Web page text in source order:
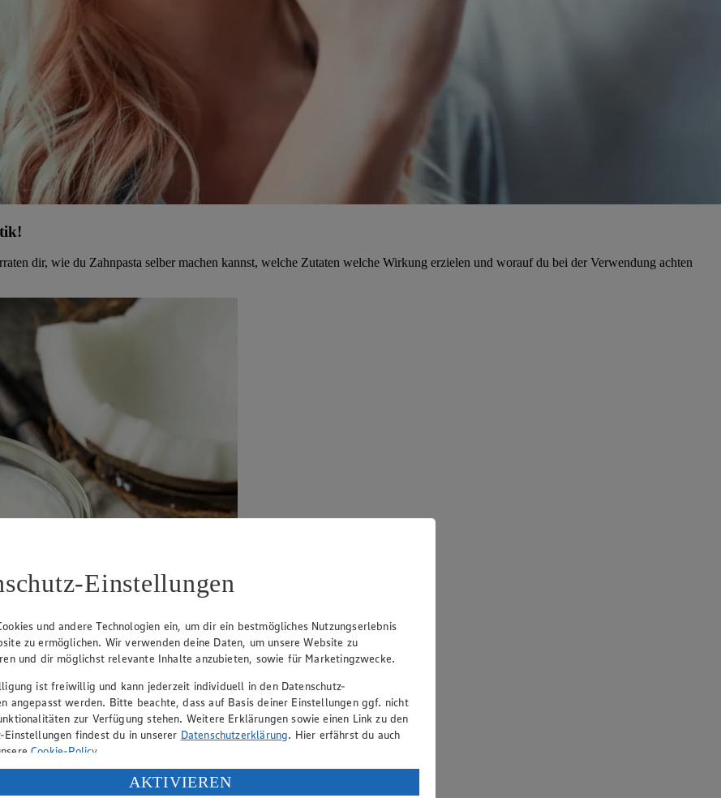
dir, wie du Zahnpasta selber machen kannst, welche Zutaten welche Wirkung erzielen und worauf du bei der Verwendung achten
Einstellungen
und andere Technologien ein, um dir ein bestmögliches Nutzungserlebnis
zu ermöglichen. Wir verwenden deine Daten, um unsere Website zu
und dir möglichst relevante Inhalte anzubieten, sowie für Marketingzwecke.
ist freiwillig und kann jederzeit individuell in den Datenschutz-
angepasst werden. Bitte beachte, dass auf Basis deiner Einstellungen ggf. nicht
zur Verfügung stehen. Weitere Erklärungen sowie einen Link zu den
Einstellungen findest du in unserer Datenschutzerklärung. Hier erfährst du auch
Cookie-Policy.
deiner personenbezogenen Daten in den USA durch Facebook und YouTube:
AKTIVIEREN